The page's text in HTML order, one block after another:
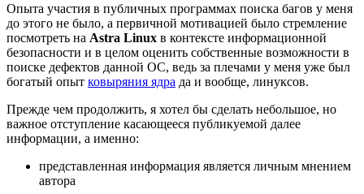
Опыта участия в публичных программах поиска багов у меня
до этого не было, а первичной мотивацией было стремление
посмотреть на Astra Linux в контексте информационной
безопасности и в целом оценить собственные возможности в
поиске дефектов данной ОС, ведь за плечами у меня уже был
богатый опыт ковыряния ядра да и вообще, линуксов.
Прежде чем продолжить, я хотел бы сделать небольшое, но
важное отступление касающееся публикуемой далее
информации, а именно:
представленная информация является личным мнением
автора